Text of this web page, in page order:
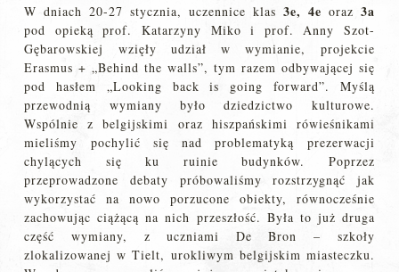
W dniach 20-27 stycznia, uczennice klas 3e, 4e oraz 3a
pod opieką prof. Katarzyny Miko i prof. Anny Szot-
Gębarowskiej wzięły udział w wymianie, projekcie
Erasmus + „Behind the walls”, tym razem odbywającej się
pod hasłem „Looking back is going forward”. Myślą
przewodnią wymiany było dziedzictwo kulturowe.
Wspólnie z belgijskimi oraz hiszpańskimi rówieśnikami
mieliśmy pochylić się nad problematyką prezerwacji
chylących się ku ruinie budynków. Poprzez
przeprowadzone debaty próbowaliśmy rozstrzygnąć jak
wykorzystać na nowo porzucone obiekty, równocześnie
zachowując ciążącą na nich przeszłość. Była to już druga
część wymiany, z uczniami De Bron – szkoły
zlokalizowanej w Tielt, urokliwym belgijskim miasteczku.